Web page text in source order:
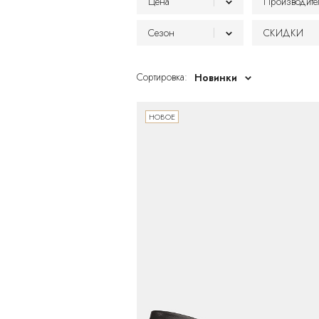
От BABOOS
Сезон СКИДКИ
Сортировка: Новинки
НОВОЕ